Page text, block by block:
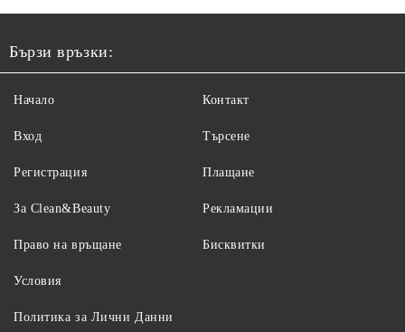
Бързи връзки:
Начало
Вход
Регистрация
За Clean&Beauty
Контакт
Търсене
Плащане
Рекламации
Право на връщане
Условия
Политика за Лични Данни
Бисквитки